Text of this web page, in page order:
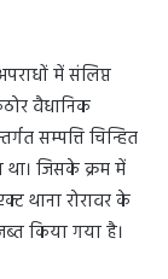
में संलिप्त
वैधानिक
सम्पत्ति चिन्हित
था। जिसके क्रम में
थाना रोरावर के
किया गया है।